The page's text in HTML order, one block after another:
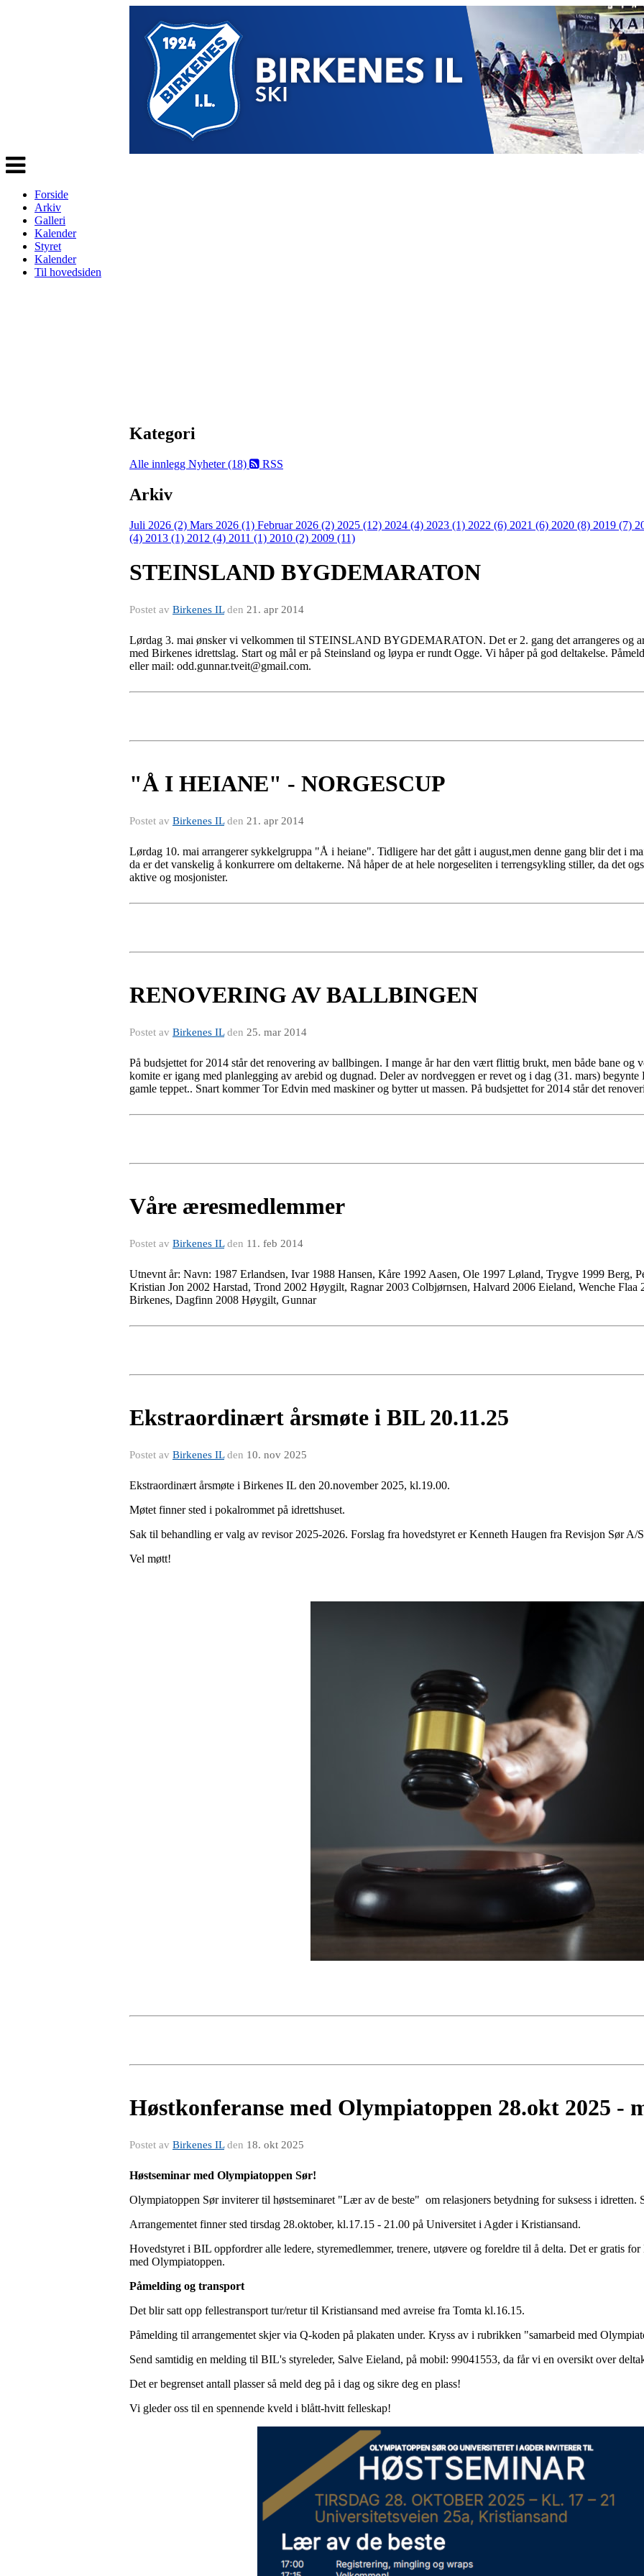
Veksle
navigasjon
Forside
Arkiv
Galleri
Kalender
Styret
Kalender
Til hovedsiden
Kategori
Alle innlegg Nyheter (18) RSS
Arkiv
Juli 2026 (2) Mars 2026 (1) Februar 2026 (2) 2025 (12) 2024 (4) 2023 (1) 2022 (6) 2021 (6) 2020 (8) 2019 (7)
(4) 2013 (1) 2012 (4) 2011 (1) 2010 (2) 2009 (11)
STEINSLAND BYGDEMARATON
Postet av Birkenes ILden 21. apr 2014
Lørdag 3. mai ønsker vi velkommen til STEINSLAND BYGDEMARATON. Det er 2. gang det arrangeres og
med Birkenes idrettslag. Start og mål er på Steinsland og løypa er rundt Ogge. Vi håper på god deltakelse.
eller mail: odd.gunnar.tveit@gmail.com.
"Å I HEIANE" - NORGESCUP
Postet av Birkenes ILden 21. apr 2014
Lørdag 10. mai arrangerer sykkelgruppa "Å i heiane". Tidligere har det gått i august,men denne gang blir det i
da er det vanskelig å konkurrere om deltakerne. Nå håper de at hele norgeseliten i terrengsykling stiller, da det
aktive og mosjonister.
RENOVERING AV BALLBINGEN
Postet av Birkenes ILden 25. mar 2014
På budsjettet for 2014 står det renovering av ballbingen. I mange år har den vært flittig brukt, men både bane og
komite er igang med planlegging av arebid og dugnad. Deler av nordveggen er revet og i dag (31. mars)
gamle teppet.. Snart kommer Tor Edvin med maskiner og bytter ut massen. På budsjettet for 2014 står det
Våre æresmedlemmer
Postet av Birkenes ILden 11. feb 2014
Utnevnt år: Navn: 1987 Erlandsen, Ivar 1988 Hansen, Kåre 1992 Aasen, Ole 1997 Løland, Trygve 1999 Berg,
Kristian Jon 2002 Harstad, Trond 2002 Høygilt, Ragnar 2003 Colbjørnsen, Halvard 2006 Eieland, Wenche Flaa
Birkenes, Dagfinn 2008 Høygilt, Gunnar
Ekstraordinært årsmøte i BIL 20.11.25
Postet av Birkenes ILden 10. nov 2025
Ekstraordinært årsmøte i Birkenes IL den 20.november 2025, kl.19.00.
Møtet finner sted i pokalrommet på idrettshuset.
Sak til behandling er valg av revisor 2025-2026. Forslag fra hovedstyret er Kenneth Haugen fra Revisjon Sør A/
Vel møtt!
Høstkonferanse med Olympiatoppen 28.okt 2025 -
Postet av Birkenes ILden 18. okt 2025
Høstseminar med Olympiatoppen Sør!
Olympiatoppen Sør inviterer til høstseminaret "Lær av de beste" om relasjoners betydning for suksess i idretten.
Arrangementet finner sted tirsdag 28.oktober, kl.17.15 - 21.00 på Universitet i Agder i Kristiansand.
Hovedstyret i BIL oppfordrer alle ledere, styremedlemmer, trenere, utøvere og foreldre til å delta. Det er gratis
med Olympiatoppen.
Påmelding og transport
Det blir satt opp fellestransport tur/retur til Kristiansand med avreise fra Tomta kl.16.15.
Påmelding til arrangementet skjer via Q-koden på plakaten under. Kryss av i rubrikken "samarbeid med
Send samtidig en melding til BIL's styreleder, Salve Eieland, på mobil: 99041553, da får vi en oversikt over
Det er begrenset antall plasser så meld deg på i dag og sikre deg en plass!
Vi gleder oss til en spennende kveld i blått-hvitt felleskap!